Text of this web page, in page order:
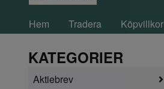
Hem Tradera Köpvillkor
KATEGORIER
Aktiebrev